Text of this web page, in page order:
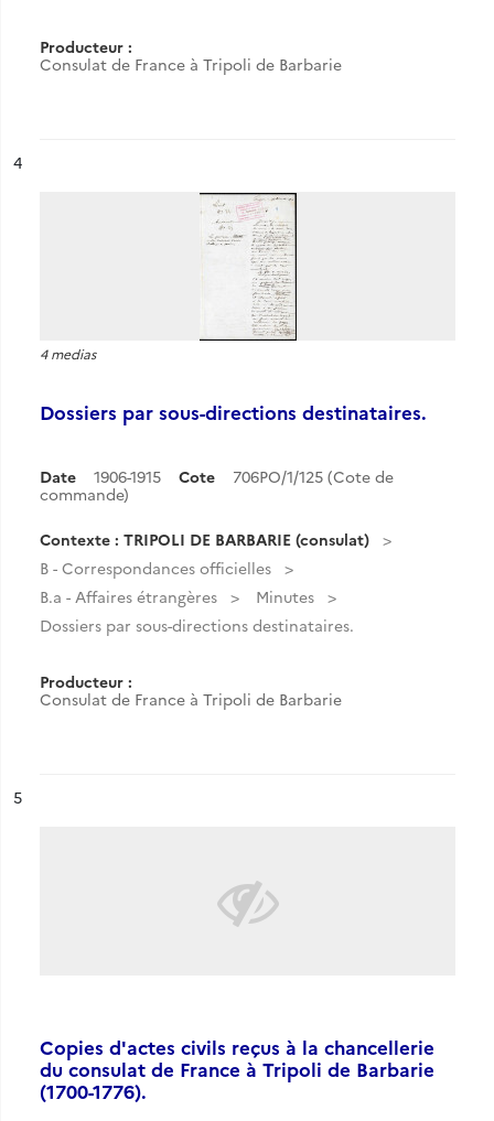
Producteur :
Consulat de France à Tripoli de Barbarie
n°
4
4 medias
Dossiers par sous-directions destinataires.
Date 1906-1915 Cote
706PO/1/125 (Cote de
commande)
Contexte : TRIPOLI DE BARBARIE (consulat)
B - Correspondances officielles
B.a - Affaires étrangères
Minutes
Dossiers par sous-directions destinataires.
Producteur :
Consulat de France à Tripoli de Barbarie
n°
5
Copies d'actes civils reçus à la chancellerie
du consulat de France à Tripoli de Barbarie
(1700-1776).